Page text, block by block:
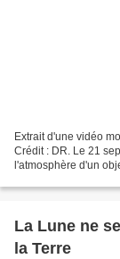
Extrait d'une vidéo
Crédit : DR. Le 21
l'atmosphère d'un
La Lune ne
la Terre